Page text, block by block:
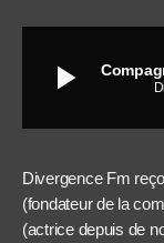
play_arrow
Divergence Fm
(fondateur de la
(actrice depuis de